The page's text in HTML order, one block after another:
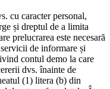
cu caracter personal,
și dreptul de a limita
prelucrarea este necesară
de informare și
contul demo la care
dvs. înainte de
(1) litera (b) din